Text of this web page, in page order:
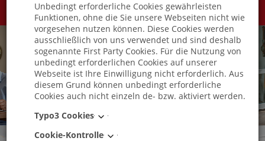
Unbedingt erforderliche Cookies gewährleisten
Funktionen, ohne die Sie unsere Webseiten nicht wie
vorgesehen nutzen können. Diese Cookies werden
ausschließlich von uns verwendet und sind deshalb
sogenannte First Party Cookies. Für die Nutzung von
unbedingt erforderlichen Cookies auf unserer
Webseite ist Ihre Einwilligung nicht erforderlich. Aus
diesem Grund können unbedingt erforderliche
Cookies auch nicht einzeln de- bzw. aktiviert werden.
Typo3 Cookies
Cookie-Kontrolle